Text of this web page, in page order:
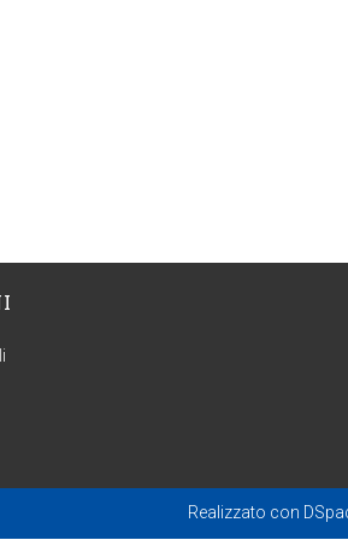
Realizzato con